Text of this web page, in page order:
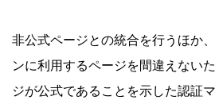
非公式ページとの統合を行うほか
ンに利用するページを間違えない
ジが公式であることを示した認証